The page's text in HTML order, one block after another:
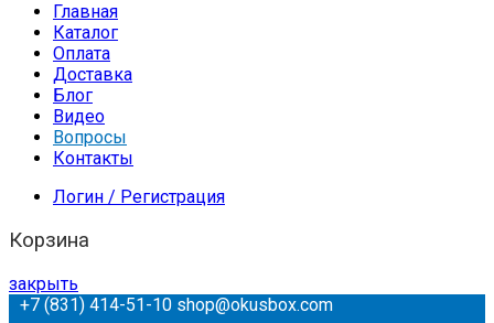
Главная
Каталог
Оплата
Доставка
Блог
Видео
Вопросы
Контакты
Логин / Регистрация
Корзина
закрыть
+7 (831) 414-51-10 shop@okusbox.com